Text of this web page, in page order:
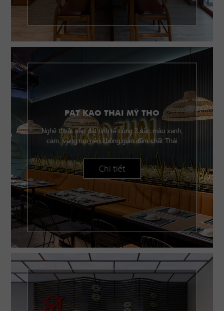
PAT KAO THAI MỸ THO
Nghệ thuật sắp đặt tinh tế cùng 3 sắc màu xanh,
cam, vàng tạo nên không gian đậm chất Thái
Chi tiết